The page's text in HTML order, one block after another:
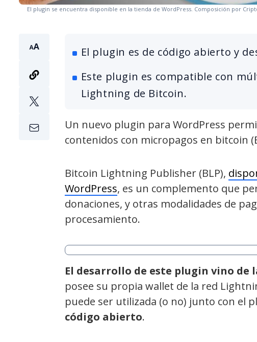
El plugin se encuentra disponible en la tienda de WordPress. Composición por
El plugin es de código abierto y
Este plugin es compatible con
Lightning de Bitcoin.
Un nuevo plugin para WordPress
contenidos con micropagos en bitcoin
Bitcoin Lightning Publisher (BLP),
WordPress, es un complemento que
donaciones, y otras modalidades de
procesamiento.
El desarrollo de este plugin vino de
posee su propia wallet de la red
puede ser utilizada (o no) junto con el
código abierto.